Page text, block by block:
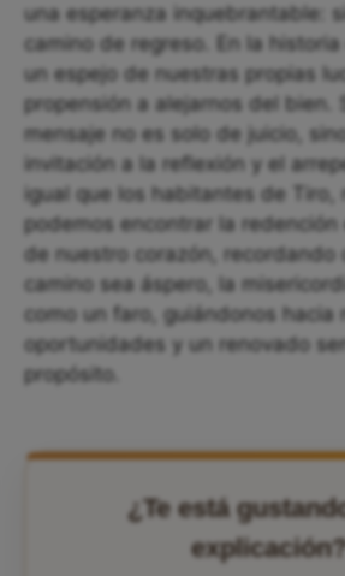
una esperanza inquebrantable:
camino de regreso. En la
un espejo de nuestras propias
propensión a alejarnos del bien.
mensaje no es solo de juicio,
invitación a la reflexión y el
igual que los habitantes de Tiro,
podemos encontrar la redención
de nuestro corazón, recordando
camino sea áspero, la
como un faro, guiándonos hacia
oportunidades y un renovado
propósito.
¿Te está